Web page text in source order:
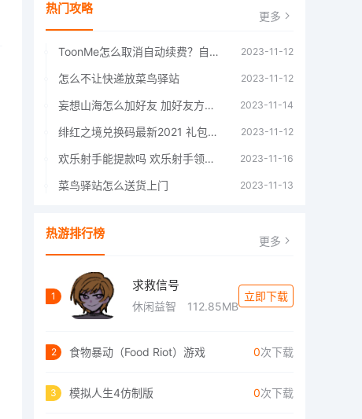
热门攻略 更多
ToonMe怎么取消自动续费？自动续费关闭方法 2023-11-12
怎么不让快递放菜鸟驿站 2023-11-12
妄想山海怎么加好友 加好友方法大全 2023-11-14
绯红之境兑换码最新2021 礼包兑换码大全 2023-11-12
欢乐射手能提款吗 欢乐射手领红包是真的吗 2023-11-16
菜鸟驿站怎么送货上门 2023-11-13
热游排行榜 更多
1
求救信号
休闲益智 112.85MB
立即下载
2 食物暴动（Food Riot）游戏 0次下载
3 模拟人生4仿制版 0次下载